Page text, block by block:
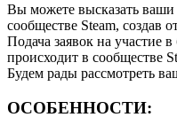
Вы можете высказать
сообществе Steam, создав
Подача заявок на участие
происходит в сообществе
Будем рады рассмотреть
ОСОБЕННОСТИ: